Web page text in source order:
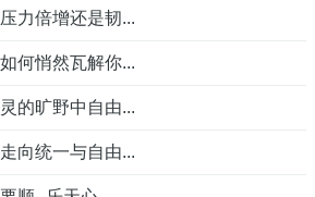
力倍增还是韧...
何悄然瓦解你...
的旷野中自由...
向统一与自由...